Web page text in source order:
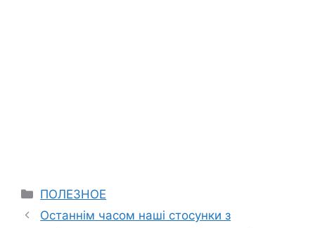
Categories
ПОЛЕЗНОЕ
Останнім часом наші стосунки з